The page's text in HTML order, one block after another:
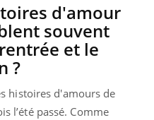
d'amour
souvent
et le
?
histoires d'amours de
l’été passé. Comme